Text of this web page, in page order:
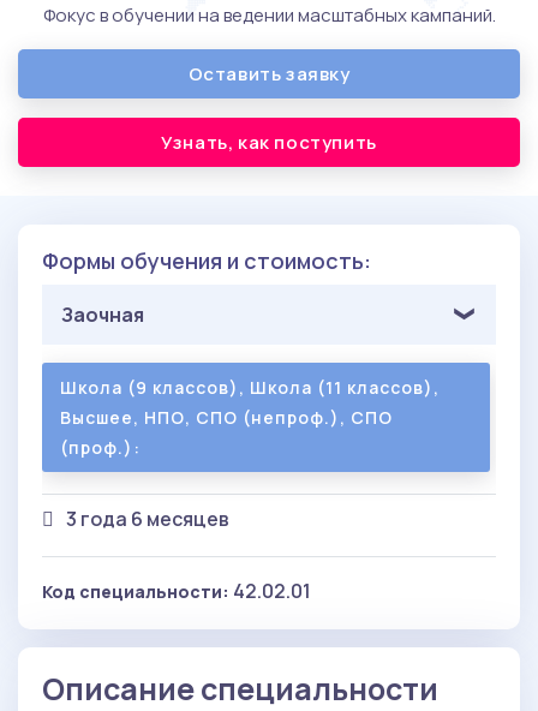
Фокус в обучении на ведении масштабных кампаний.
Оставить заявку
Узнать, как поступить
Формы обучения и стоимость:
Заочная
Школа (9 классов), Школа (11 классов),
Высшее, НПО, СПО (непроф.), СПО
(проф.):
3 года 6 месяцев
Код специальности: 42.02.01
Описание специальности